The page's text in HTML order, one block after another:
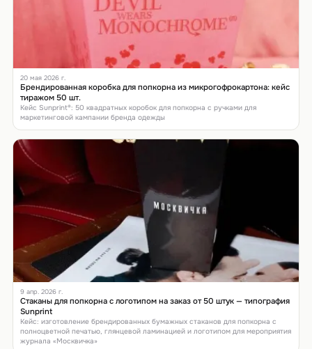
20 мая 2026 г.
Брендированная коробка для попкорна из микрогофрокартона: кейс
тиражом 50 шт.
Кейс Sunprint®: 50 квадратных коробок для попкорна с ручками для
маркетинговой кампании бренда одежды
9 апр. 2026 г.
Стаканы для попкорна с логотипом на заказ от 50 штук — типография
Sunprint
Кейс: изготовление брендированных бумажных стаканов для попкорна с
полноцветной печатью, глянцевой ламинацией и логотипом для мероприятия
журнала «Москвичка»